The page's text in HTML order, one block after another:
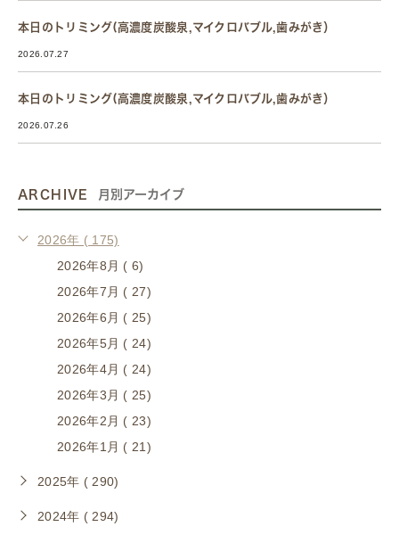
本日のトリミング(高濃度炭酸泉,マイクロバブル,歯みがき）
2026.07.27
本日のトリミング(高濃度炭酸泉,マイクロバブル,歯みがき）
2026.07.26
ARCHIVE 月別アーカイブ
2026年 ( 175)
2026年8月 ( 6)
2026年7月 ( 27)
2026年6月 ( 25)
2026年5月 ( 24)
2026年4月 ( 24)
2026年3月 ( 25)
2026年2月 ( 23)
2026年1月 ( 21)
2025年 ( 290)
2024年 ( 294)